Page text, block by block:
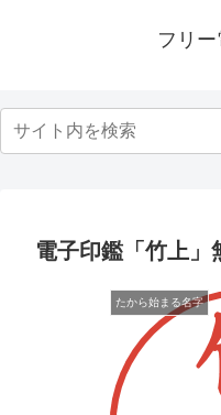
フリ
電子印鑑「竹上」
たから始まる名字